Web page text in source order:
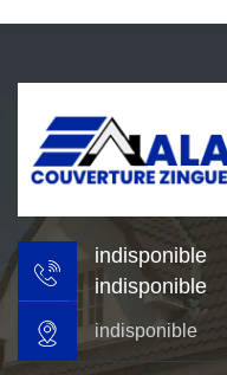
indisponible
indisponible
indisponible